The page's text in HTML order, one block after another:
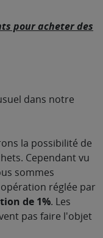
pour acheter des
dans notre
la possibilité de
Cependant vu
sommes
réglée par
de 1%. Les
pas faire l'objet